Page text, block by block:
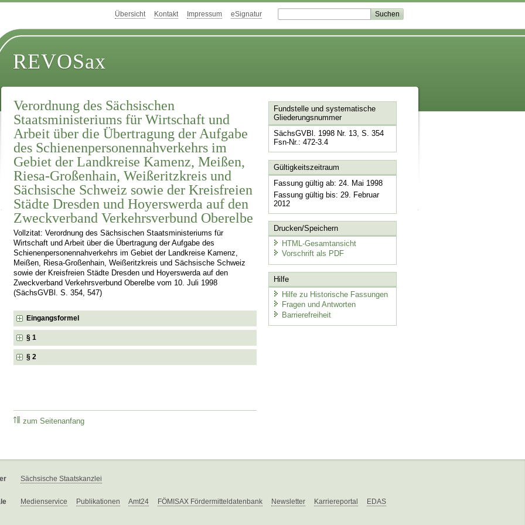
Übersicht Kontakt Impressum eSignatur
REVOSax
Verordnung des Sächsischen
Staatsministeriums für Wirtschaft und
Arbeit über die Übertragung der Aufgabe
des Schienenpersonennahverkehrs im
Gebiet der Landkreise Kamenz, Meißen,
Riesa-Großenhain, Weißeritzkreis und
Sächsische Schweiz sowie der Kreisfreien
Städte Dresden und Hoyerswerda auf den
Zweckverband Verkehrsverbund Oberelbe
Vollzitat: Verordnung des Sächsischen Staatsministeriums für
Wirtschaft und Arbeit über die Übertragung der Aufgabe des
Schienenpersonennahverkehrs im Gebiet der Landkreise Kamenz,
Meißen, Riesa-Großenhain, Weißeritzkreis und Sächsische Schweiz
sowie der Kreisfreien Städte Dresden und Hoyerswerda auf den
Zweckverband Verkehrsverbund Oberelbe vom 10. Juli 1998
(SächsGVBl. S. 354, 547)
Eingangsformel
§ 1
§ 2
zum Seitenanfang
Fundstelle und systematische
Gliederungsnummer
SächsGVBl. 1998 Nr. 13, S. 354
Fsn-Nr.: 472-3.4
Gültigkeitszeitraum
Fassung gültig ab: 24. Mai 1998
Fassung gültig bis: 29. Februar
2012
Drucken/Speichern
HTML-Gesamtansicht
Vorschrift als PDF
Hilfe
Hilfe zu Historische Fassungen
Fragen und Antworten
Barrierefreiheit
Sächsische Staatskanzlei
Medienservice Publikationen Amt24 FÖMISAX Fördermitteldatenbank Newsletter Karriereportal EDAS